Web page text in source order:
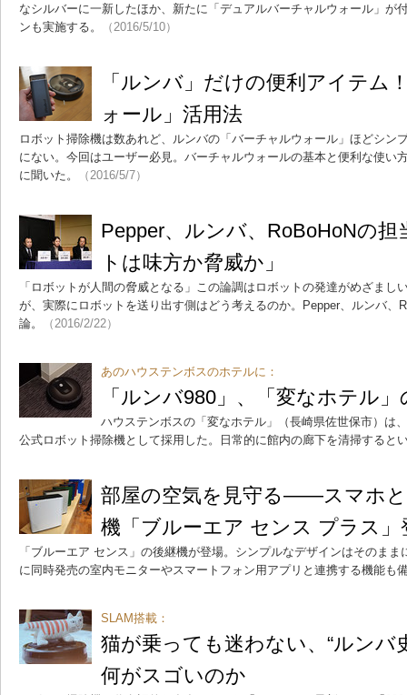
なシルバーに一新したほか、新たに「デュアルバーチャルウォール」が
ンも実施する。
（2016/5/10）
「ルンバ」だけの便利アイテ
ォール」活用法
ロボット掃除機は数あれど、ルンバの「バーチャルウォール」ほどシン
にない。今回はユーザー必見。バーチャルウォールの基本と便利な使い
に聞いた。
（2016/5/7）
Pepper、ルンバ、RoBoHoNの
トは味方か脅威か」
「ロボットが人間の脅威となる」この論調はロボットの発達がめざまし
が、実際にロボットを送り出す側はどう考えるのか。Pepper、ルンバ、
論。
（2016/2/22）
あのハウステンボスのホテルに：
「ルンバ980」、「変なホテル
ハウステンボスの「変なホテル」（長崎県佐世保市）は
公式ロボット掃除機として採用した。日常的に館内の廊下を清掃すると
部屋の空気を見守る――スマホ
機「ブルーエア センス プラス」
「ブルーエア センス」の後継機が登場。シンプルなデザインはそのま
に同時発売の室内モニターやスマートフォン用アプリと連携する機能も
SLAM搭載：
猫が乗っても迷わない、“ルンバ
何がスゴいのか